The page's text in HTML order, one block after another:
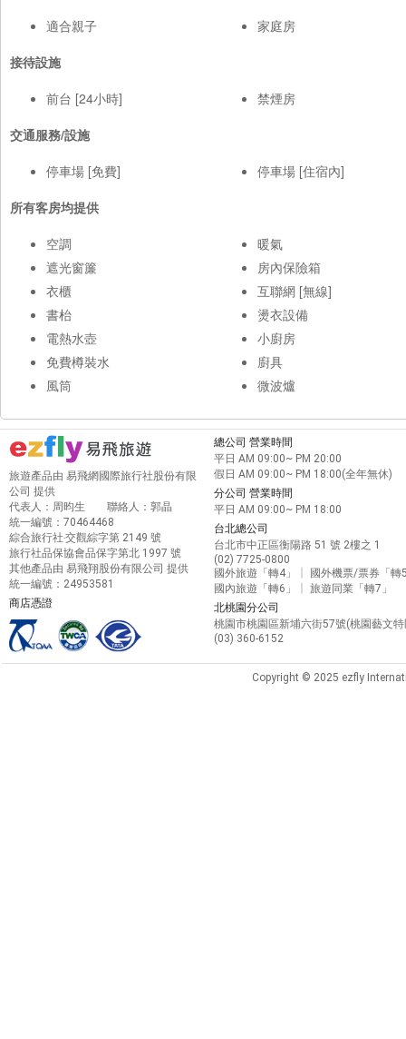
適合親子
家庭房
接待設施
前台 [24小時]
禁煙房
交通服務/設施
停車場 [免費]
停車場 [住宿內]
所有客房均提供
空調
遮光窗簾
衣櫃
書枱
電熱水壺
免費樽裝水
風筒
暖氣
房內保險箱
互聯網 [無線]
燙衣設備
小廚房
廚具
微波爐